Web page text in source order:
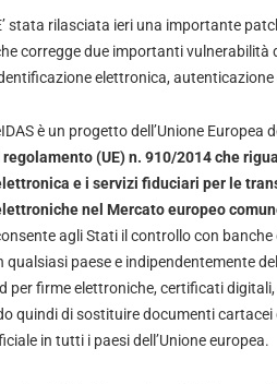
stata rilasciata ieri una importante
corregge due importanti vulnerabilità
elettronica, autenticazione
è un progetto dell’Unione Europea
regolamento (UE) n. 910/2014 che
e i servizi fiduciari per le
nel Mercato europeo
agli Stati il controllo con banche
paese e indipendentemente
per firme elettroniche, certificati
quindi di sostituire documenti
in tutti i paesi dell’Unione europea.